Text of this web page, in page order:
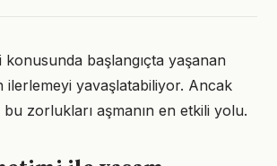
konusunda başlangıçta yaşanan
yavaşlatabiliyor. Ancak
zorlukları aşmanın en etkili yolu.